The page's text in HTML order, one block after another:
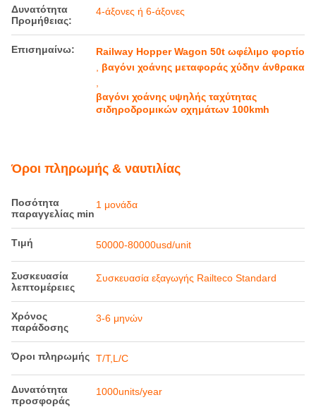
Δυνατότητα
Προμήθειας:
4-άξονες ή 6-άξονες
Επισημαίνω:
Railway Hopper Wagon 50t ωφέλιμο φορτίο
βαγόνι χοάνης μεταφοράς χύδην άνθρακα
βαγόνι χοάνης υψηλής ταχύτητας
σιδηροδρομικών οχημάτων 100kmh
Όροι πληρωμής & ναυτιλίας
Ποσότητα
παραγγελίας min
1 μονάδα
Τιμή 50000-80000usd/unit
Συσκευασία
λεπτομέρειες
Συσκευασία εξαγωγής Railteco Standard
Χρόνος
παράδοσης
3-6 μηνών
Όροι πληρωμής T/T,L/C
Δυνατότητα
προσφοράς
1000units/year